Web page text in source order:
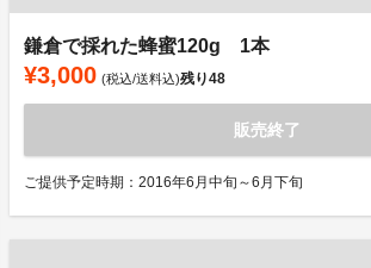
鎌倉で採れた蜂蜜120g 1本
¥3,000 (税込/送料込)残り48
販売終了
ご提供予定時期：2016年6月中旬～6月下旬